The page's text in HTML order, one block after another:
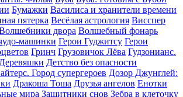
Бумажки Василиса и хранители времени
пятерка Весёлая астрология Висспер
двора Волшебный фонарь
машинки Герои Гуджитсу Герои
Гринч Грузовичок Лёва Гудзонианс.
Деревяшки Детство без опасности
Город супергероев Дозор Джунглей:
Дракоша Тоша Друзья ангелов Енотки
мира Защитники снов Зебра в клеточку